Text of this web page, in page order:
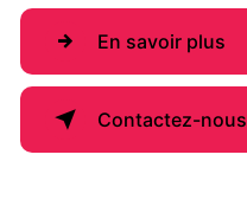
En savoir plus
Contactez-nous